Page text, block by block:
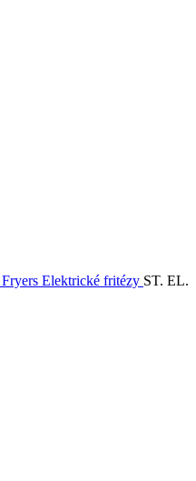
Fryers Elektrické fritézy ST. EL.